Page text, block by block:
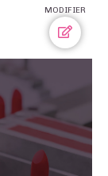
MODIFIER